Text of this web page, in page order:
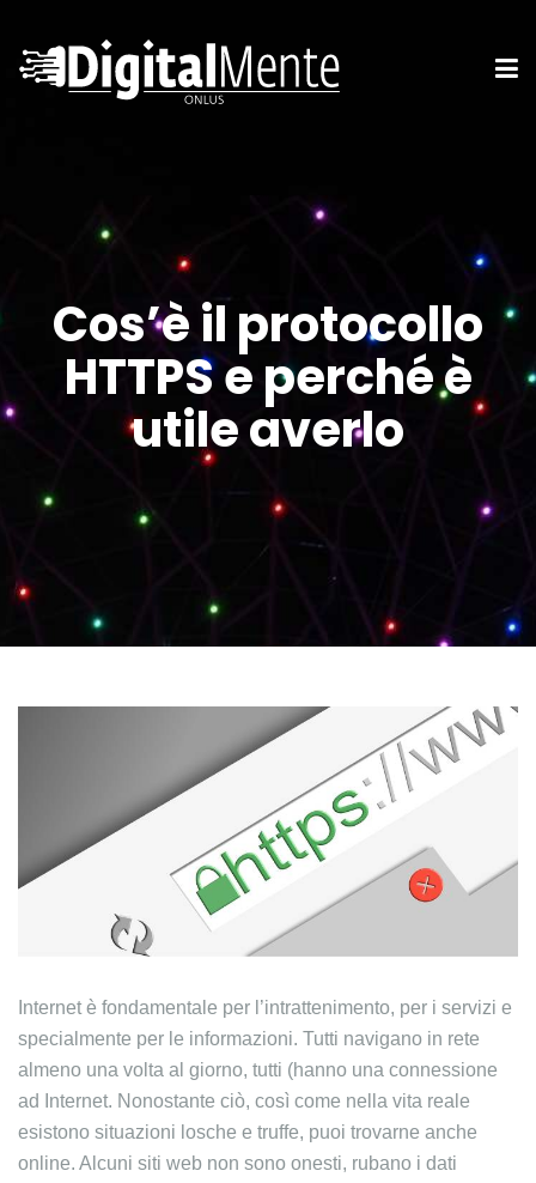
Cos’è il protocollo
HTTPS e perché è
utile averlo
Internet è fondamentale per l’intrattenimento, per i servizi e
specialmente per le informazioni. Tutti navigano in rete
almeno una volta al giorno, tutti (hanno una connessione
ad Internet. Nonostante ciò, così come nella vita reale
esistono situazioni losche e truffe, puoi trovarne anche
online. Alcuni siti web non sono onesti, rubano i dati